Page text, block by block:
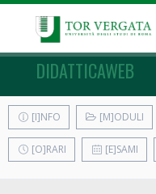
DIDATTICAWEB
[I]NFO [M]ODULI
[O]RARI [E]SAMI